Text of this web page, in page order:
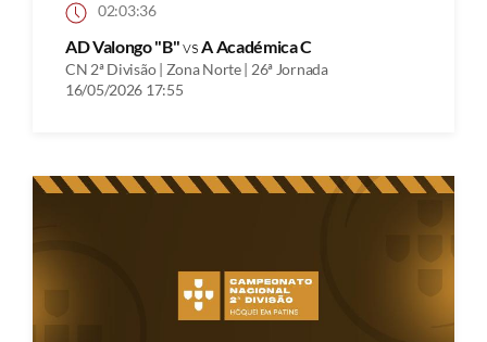
02:03:36
AD Valongo "B"vsA Académica C
CN 2ª Divisão | Zona Norte | 26ª Jornada
16/05/2026 17:55